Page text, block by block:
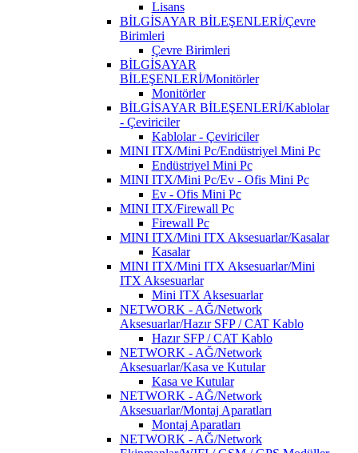
Lisans
BİLGİSAYAR BİLEŞENLERİ/Çevre
Birimleri
Çevre Birimleri
BİLGİSAYAR
BİLEŞENLERİ/Monitörler
Monitörler
BİLGİSAYAR BİLEŞENLERİ/Kablolar
- Çeviriciler
Kablolar - Çeviriciler
MINI ITX/Mini Pc/Endüstriyel Mini Pc
Endüstriyel Mini Pc
MINI ITX/Mini Pc/Ev - Ofis Mini Pc
Ev - Ofis Mini Pc
MINI ITX/Firewall Pc
Firewall Pc
MINI ITX/Mini ITX Aksesuarlar/Kasalar
Kasalar
MINI ITX/Mini ITX Aksesuarlar/Mini
ITX Aksesuarlar
Mini ITX Aksesuarlar
NETWORK - AĞ/Network
Aksesuarlar/Hazır SFP / CAT Kablo
Hazır SFP / CAT Kablo
NETWORK - AĞ/Network
Aksesuarlar/Kasa ve Kutular
Kasa ve Kutular
NETWORK - AĞ/Network
Aksesuarlar/Montaj Aparatları
Montaj Aparatları
NETWORK - AĞ/Network